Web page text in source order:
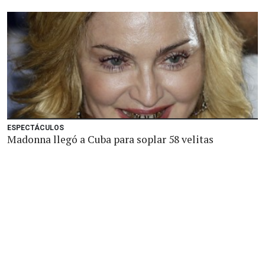
ESPECTÁCULOS
Madonna llegó a Cuba para soplar 58 velitas